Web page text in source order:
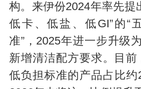
构。来伊份2024年率先提
低卡、低盐、低GI”的“
准”，2025年进一步升级
新增清洁配方要求。目
低负担标准的产品占比约